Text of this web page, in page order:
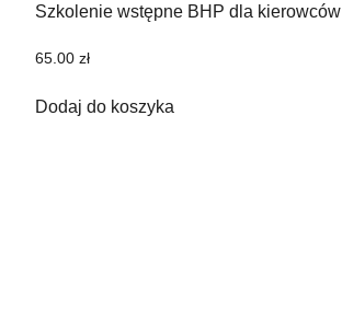
Szkolenie wstępne BHP dla kierowców
65.00 zł
Dodaj do koszyka